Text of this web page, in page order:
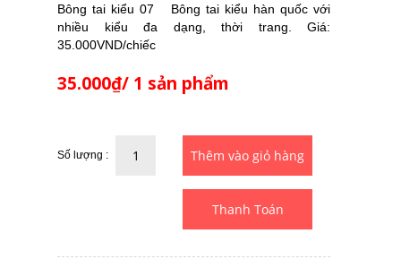
Bông tai kiểu 07 Bông tai kiểu hàn quốc với
nhiều kiểu đa dạng, thời trang. Giá:
35.000VND/chiếc
35.000₫/ 1 sản phẩm
Số lượng :
Thanh Toán